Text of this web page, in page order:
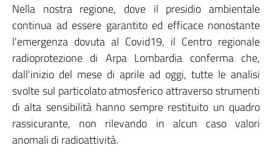
Nella nostra regione, dove il presidio ambientale
continua ad essere garantito ed efficace nonostante
l'emergenza dovuta al Covid19, il Centro regionale
radioprotezione di Arpa Lombardia conferma che,
dall'inizio del mese di aprile ad oggi, tutte le analisi
svolte sul particolato atmosferico attraverso strumenti
di alta sensibilità hanno sempre restituito un quadro
rassicurante, non rilevando in alcun caso valori
anomali di radioattività.